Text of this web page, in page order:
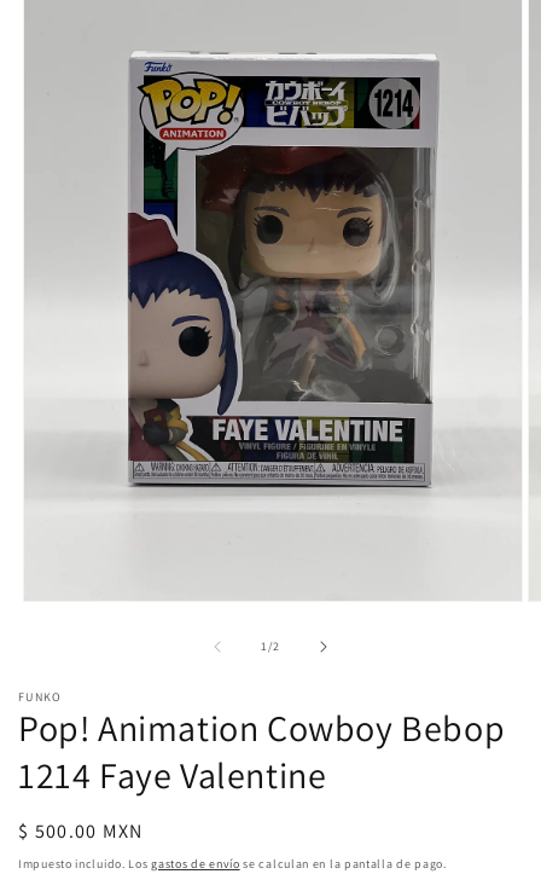
una
ventana
modal
1/de2
FUNKO
Pop! Animation Cowboy Bebop
1214 Faye Valentine
Precio
habitual
$ 500.00 MXN
Impuesto incluido. Losgastos de envío se calculan en la pantalla de pago.